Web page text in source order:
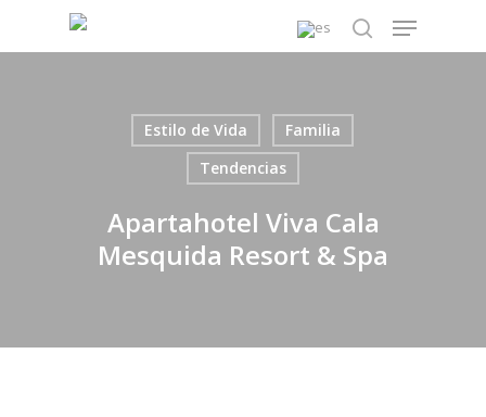
search
Menu
Estilo de Vida
Familia
Tendencias
Apartahotel Viva Cala
Mesquida Resort & Spa